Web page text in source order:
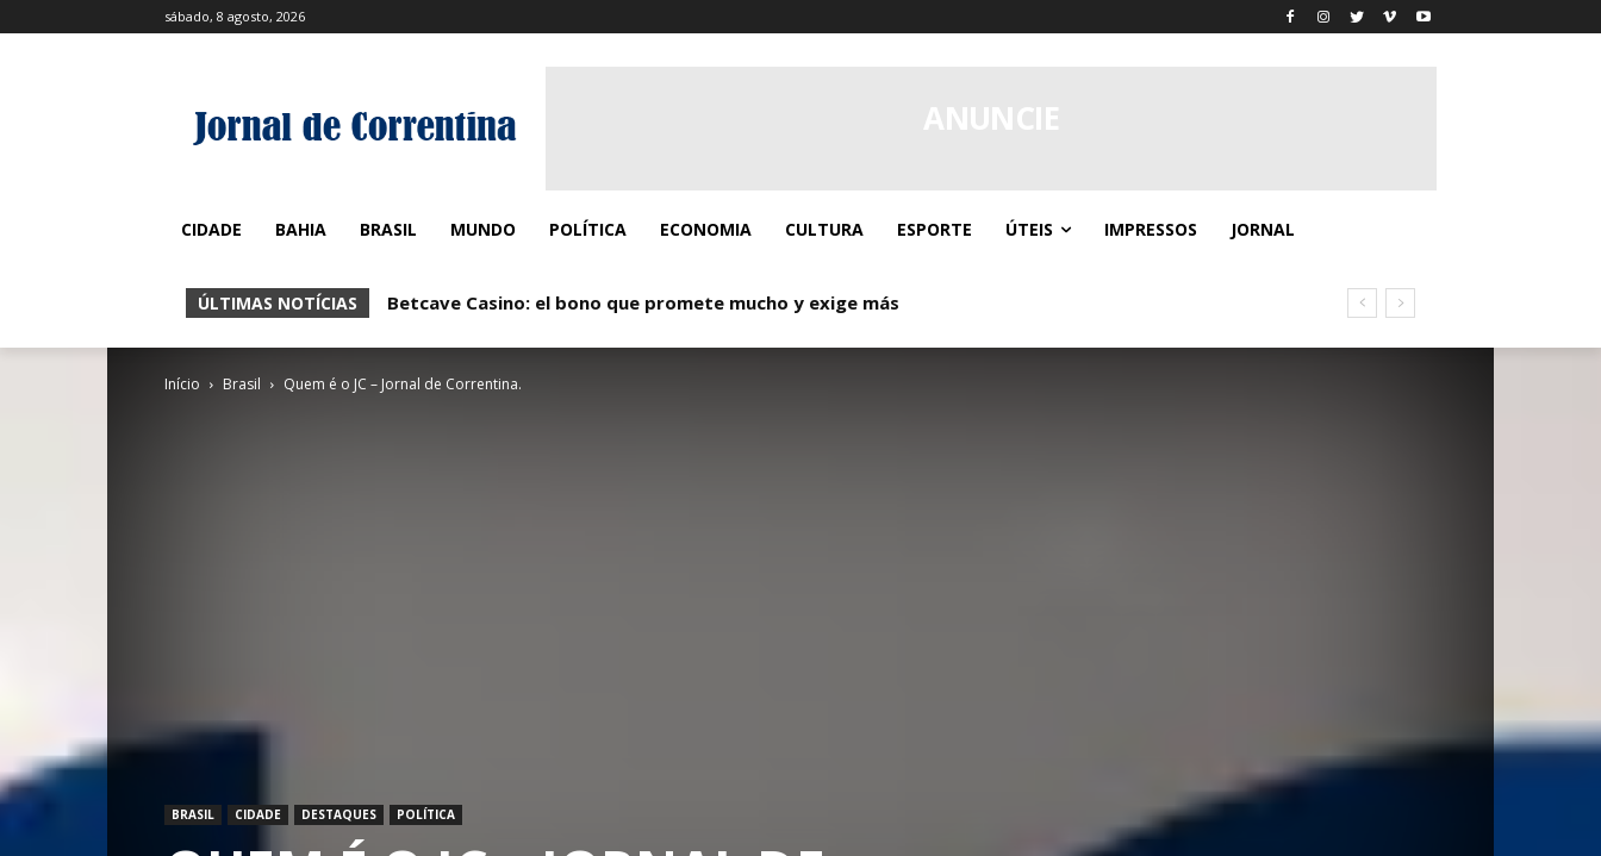
sábado, 8 agosto, 2026
CIDADE BAHIA BRASIL MUNDO POLÍTICA ECONOMIA CULTURA ESPORTE ÚTEIS IMPRESSOS JORNAL
ÚLTIMAS NOTÍCIAS Betcave Casino: el bono que promete mucho y exige más
Betcave Casino: Donde los giros gratis y el caos controlado se dan la mano
Início Brasil Quem é o JC – Jornal de Correntina.
BRASIL CIDADE DESTAQUES POLÍTICA